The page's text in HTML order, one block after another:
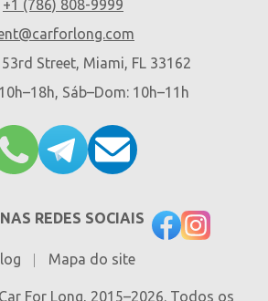
+1 (786) 808-9999
Street, Miami, FL 33162
Sáb–Dom: 10h–11h
REDES SOCIAIS
Mapa do site
For Long, 2015–2026. Todos os